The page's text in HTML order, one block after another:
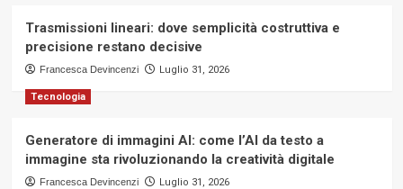
Trasmissioni lineari: dove semplicità costruttiva e
precisione restano decisive
Francesca Devincenzi Luglio 31, 2026
Tecnologia
Generatore di immagini AI: come l’AI da testo a
immagine sta rivoluzionando la creatività digitale
Francesca Devincenzi Luglio 31, 2026